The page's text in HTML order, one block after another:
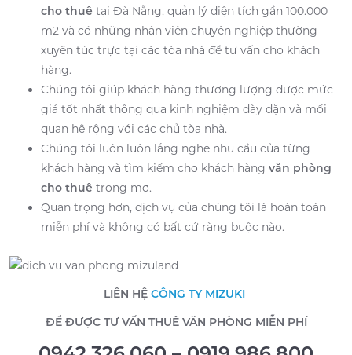
cho thuê tại Đà Nẵng, quản lý diện tích gần 100.000
m2 và có những nhân viên chuyên nghiệp thường
xuyên túc trực tại các tòa nhà để tư vấn cho khách
hàng.
Chúng tôi giúp khách hàng thương lượng được mức
giá tốt nhất thông qua kinh nghiệm dày dặn và mối
quan hệ rộng với các chủ tòa nhà.
Chúng tôi luôn luôn lắng nghe nhu cầu của từng
khách hàng và tìm kiếm cho khách hàng văn phòng
cho thuê trong mơ.
Quan trọng hơn, dịch vụ của chúng tôi là hoàn toàn
miễn phí và không có bất cứ ràng buộc nào.
LIÊN HỆ CÔNG TY MIZUKI
ĐỂ ĐƯỢC TƯ VẤN THUÊ VĂN PHÒNG MIỄN PHÍ